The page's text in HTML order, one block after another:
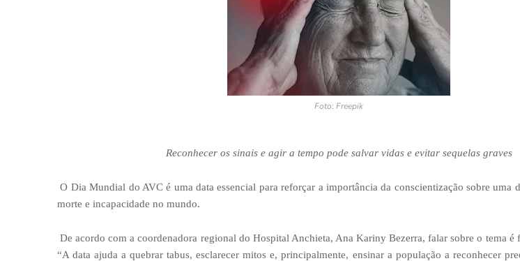
Foto: Freepik
Reconhecer os sinais e agir a tempo pode salvar vidas e evitar sequelas graves
O Dia Mundial do AVC é uma data essencial para reforçar a importância da conscientização sobre uma
morte e incapacidade no mundo.
De acordo com a coordenadora regional do Hospital Anchieta, Ana Kariny Bezerra, falar sobre o tema é
“A data ajuda a quebrar tabus, esclarecer mitos e, principalmente, ensinar a população a reconhecer